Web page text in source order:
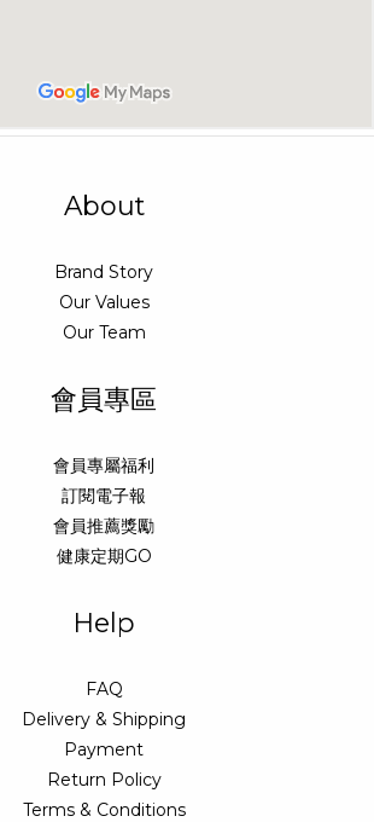
About
Brand Story
Our Values
Our Team
會員專區
會員專屬福利
訂閱電子報
會員推薦獎勵
健康定期GO
Help
FAQ
Delivery & Shipping
Payment
Return Policy
Terms & Conditions